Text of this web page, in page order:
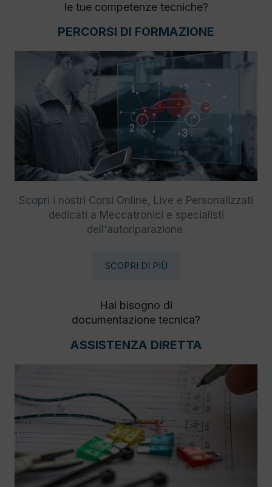
le tue competenze tecniche?
PERCORSI DI FORMAZIONE
Scopri i nostri Corsi Online, Live e Personalizzati
dedicati a Meccatronici e specialisti
dell'autoriparazione.
SCOPRI DI PIÙ
Hai bisogno di
documentazione tecnica?
ASSISTENZA DIRETTA